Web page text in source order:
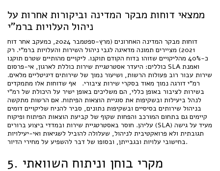
ממצאי דוחות מבקר המדינה וביקורות אחרות על
ניהול העלויות ברמ"י
דוחות מבקר המדינה האחרונים (מרץ-ספטמבר 2024, כמעקב אחר דוח
2021) מציירים תמונה מדאיגה לגבי ניהול השירות והעלויות ברמ"י. רק
כ-40% מהליקויים שזוהו בדוח הקודם תוקנו. ליקויים מהותיים שטרם תוקנו
כוללים: היעדר אסטרטגיית שירות כוללת לארגון, אי-פרסום SLA ואמנת
שירות עבור רוב פעולות הרשות, ושיעור נמוך של שירותים דיגיטליים מלאים.
רמ"י דורגה נמוך מאוד בסקרי שירות ציבורי. אף שדוחות אלו מתמקדים
בשירות לציבור באופן כללי, הם משליכים באופן ישיר על היכולת של רמ"י
לנהל ביעילות ובשקיפות את סוגיית הוצאות הפיתוח. אם הרשות מתקשה
בניהול שירותים בסיסיים ובשקיפות נתונים, סביר להניח שליקויים דומים
קיימים גם בתחום המורכב והפחות שקוף של קביעת הוצאות הפיתוח ופיקוח
עליהן. חוסר באסטרטגיית שירות ובמדדי ביצוע ברורים (SLA) מעיד על גישה
תגובתית ולא פרואקטיבית לניהול, שעלולה להוביל לשגיאות ואי-יעילויות
בחישובי עלויות ובגבייתן, ובסופו של דבר להשפיע על מחירי הדיור.
5. מקרי בוחן וניתוח השוואתי